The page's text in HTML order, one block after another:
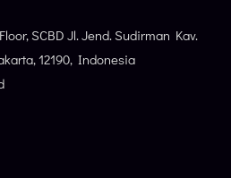
SCBD Jl. Jend. Sudirman Kav.
12190, Indonesia